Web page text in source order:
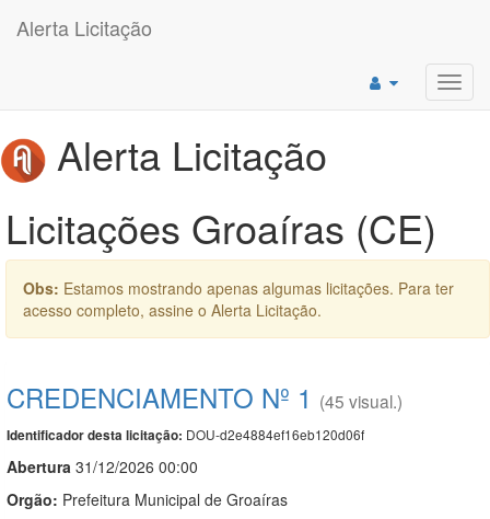
Alerta Licitação
Alerta Licitação
Licitações Groaíras (CE)
Obs: Estamos mostrando apenas algumas licitações. Para ter
acesso completo, assine o Alerta Licitação.
CREDENCIAMENTO Nº 1 (45 visual.)
Identificador desta licitação: DOU-d2e4884ef16eb120d06f
Abertura 31/12/2026 00:00
Orgão: Prefeitura Municipal de Groaíras